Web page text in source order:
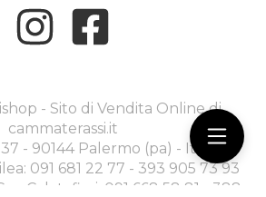
- Sito di Vendita Online di
cammaterassi.it
37 - 90144 Palermo (pa) - Italia -
091 681 22 77 - 393 905 73 93
Calatafimi: 091 668 58 81 - 388